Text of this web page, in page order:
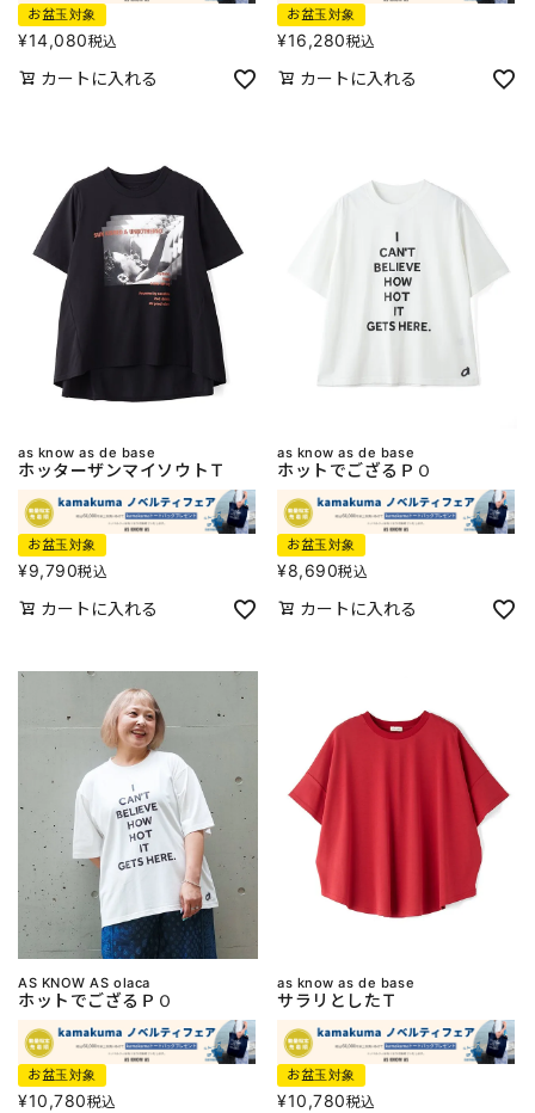
お盆玉対象
¥14,080税込
カートに入れる
お盆玉対象
¥16,280税込
カートに入れる
as know as de base
ホッターザンマイソウトＴ
お盆玉対象
¥9,790税込
カートに入れる
as know as de base
ホットでござるＰＯ
お盆玉対象
¥8,690税込
カートに入れる
AS KNOW AS olaca
ホットでござるＰＯ
お盆玉対象
¥10,780税込
as know as de base
サラリとしたＴ
お盆玉対象
¥10,780税込